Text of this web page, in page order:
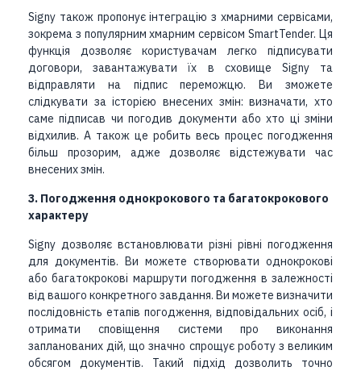
Signy також пропонує інтеграцію з хмарними сервісами,
зокрема з популярним хмарним сервісом SmartTender. Ця
функція дозволяє користувачам легко підписувати
договори, завантажувати їх в сховище Signy та
відправляти на підпис переможцю. Ви зможете
слідкувати за історією внесених змін: визначати, хто
саме підписав чи погодив документи або хто ці зміни
відхилив. А також це робить весь процес погодження
більш прозорим, адже дозволяє відстежувати час
внесених змін.
3. Погодження однокрокового та багатокрокового
характеру
Signy дозволяє встановлювати різні рівні погодження
для документів. Ви можете створювати однокрокові
або багатокрокові маршрути погодження в залежності
від вашого конкретного завдання. Ви можете визначити
послідовність етапів погодження, відповідальних осіб, і
отримати сповіщення системи про виконання
запланованих дій, що значно спрощує роботу з великим
обсягом документів.
Такий підхід дозволить точно